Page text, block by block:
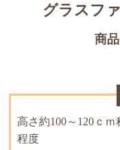
グラスフ
商
高さ約100～120ｃ
程度